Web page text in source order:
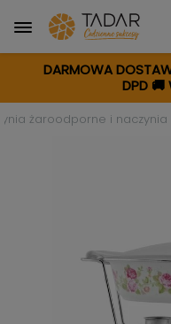
DARMOWA
DPD🚚
żaroodporne i